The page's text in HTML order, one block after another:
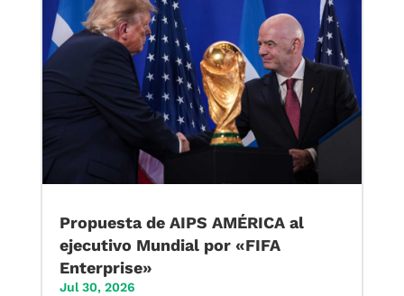
Propuesta de AIPS AMÉRICA al
ejecutivo Mundial por «FIFA
Enterprise»
Jul 30, 2026